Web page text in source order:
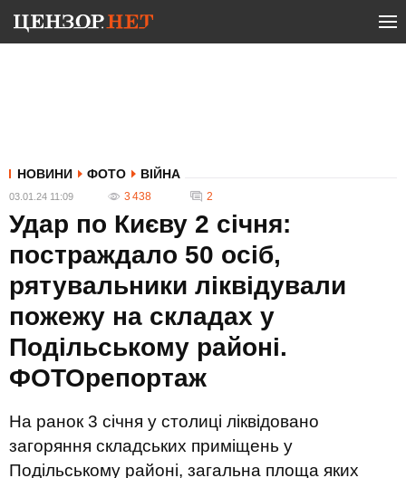
НОВИНИ ФОТО ВІЙНА
03.01.24 11:09 3 438 2
Удар по Києву 2 січня:
постраждало 50 осіб,
рятувальники ліквідували
пожежу на складах у
Подільському районі.
ФОТОрепортаж
На ранок 3 січня у столиці ліквідовано
загоряння складських приміщень у
Подільському районі, загальна площа яких